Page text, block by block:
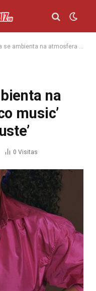
na atmosfera da ‘disco music’ com o single ‘Deguste’
na
music’
0 Visitas